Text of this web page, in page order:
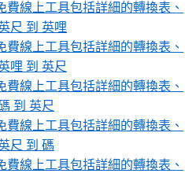
費線上工具包括詳細的轉換表、
尺 到 英哩
費線上工具包括詳細的轉換表、
哩 到 英尺
費線上工具包括詳細的轉換表、
到 英尺
費線上工具包括詳細的轉換表、
尺 到 碼
費線上工具包括詳細的轉換表、